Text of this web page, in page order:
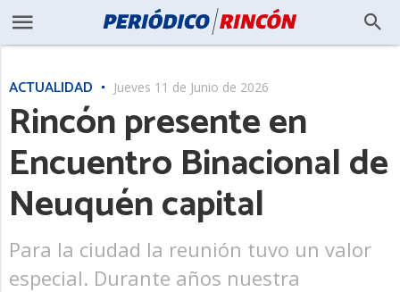
ACTUALIDAD Jueves 11 de Junio de 2026
Rincón presente en
Encuentro Binacional de
Neuquén capital
Para la ciudad la reunión tuvo un valor
especial. Durante años nuestra